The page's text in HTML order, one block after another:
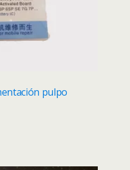
pulpo